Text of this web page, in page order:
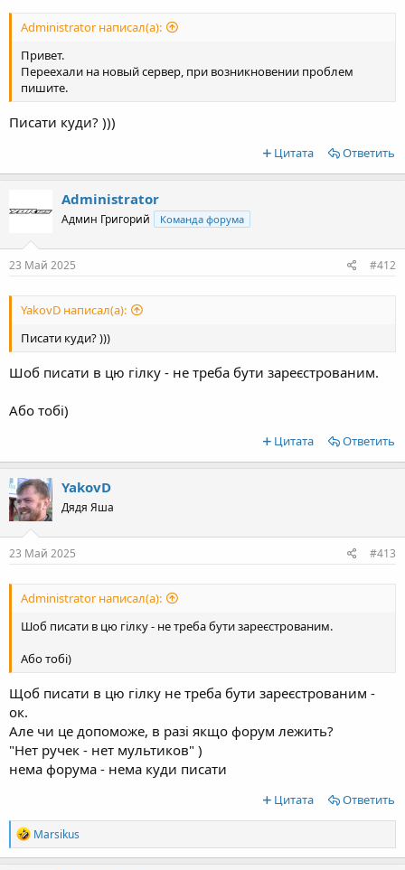
Administrator написал(а):
Привет.
Переехали на новый сервер, при возникновении проблем
пишите.
Писати куди? )))
Цитата Ответить
Administrator
Админ Григорий Команда форума
23 Май 2025 #412
YakovD написал(а):
Писати куди? )))
Шоб писати в цю гілку - не треба бути зареєстрованим.
Або тобі)
Цитата Ответить
YakovD
Дядя Яша
23 Май 2025 #413
Administrator написал(а):
Шоб писати в цю гілку - не треба бути зареєстрованим.
Або тобі)
Щоб писати в цю гілку не треба бути зареєстрованим -
ок.
Але чи це допоможе, в разі якщо форум лежить?
"Нет ручек - нет мультиков" )
нема форума - нема куди писати
Цитата Ответить
R
e
a
Marsikus